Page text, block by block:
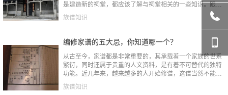
是建造新的祠堂，都应该了解与祠堂相关的一些知识。跟着
小谱来了解建造祠堂需要具备哪些条件。自古遗训：“君子将
营宫室，宗庙为...
族谱知识
编修家谱的五大忌，你知道哪一个？
从古至今，家谱都是非常重要的，其承载着一个家族的世系
繁衍，同时还属于贵重的人文资料，是有着不可替代的独特
功能。近几年来，越来越多的人开始修谱，这谱当然不能随
便修，所以在修谱前，肯定是要了解修谱的流程，清晰修谱
的禁忌，这样才可...
族谱知识